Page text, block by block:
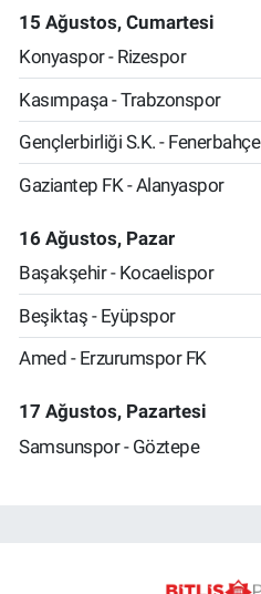
15 Ağustos, Cumartesi
Konyaspor - Rizespor
Kasımpaşa - Trabzonspor
Gençlerbirliği S.K. - Fenerbahçe
Gaziantep FK - Alanyaspor
16 Ağustos, Pazar
Başakşehir - Kocaelispor
Beşiktaş - Eyüpspor
Amed - Erzurumspor FK
17 Ağustos, Pazartesi
Samsunspor - Göztepe